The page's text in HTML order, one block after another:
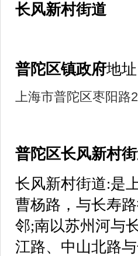
长风新村街道
普陀区镇政府地址
上海市普陀区枣阳路
普陀区长风新村
长风新村街道:是
曹杨路，与长寿
邻;南以苏州河与
江路、中山北路